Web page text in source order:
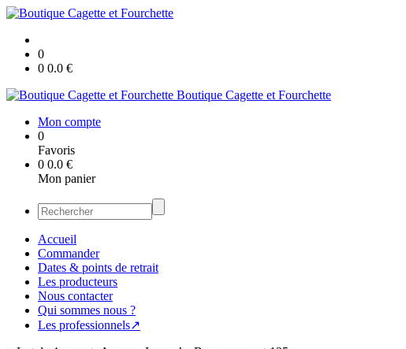
0
0 0.0 €
Boutique Cagette et Fourchette
Mon compte
0
Favoris
0 0.0 €
Mon panier
Accueil
Commander
Dates & points de retrait
Les producteurs
Nous contacter
Qui sommes nous ?
Les professionnels↗